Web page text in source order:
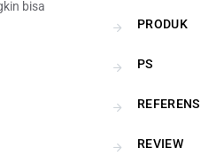
bisa
PRODUK
PS
REVIEW